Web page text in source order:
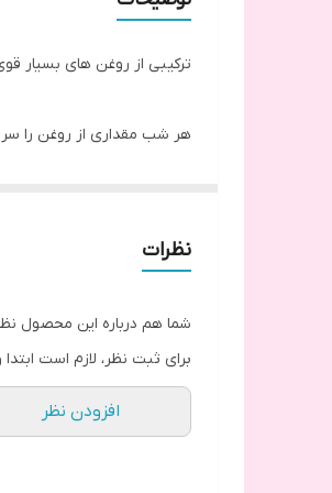
ترکیبی از روغن های بسیار
هر شب مقداری از روغن را
نظرات
شما هم درباره این محصول
برای ثبت نظر، لازم است
افزودن نظر